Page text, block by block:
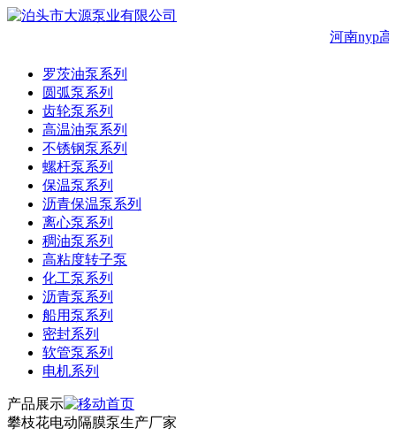
河南nyp高
罗茨油泵系列
圆弧泵系列
齿轮泵系列
高温油泵系列
不锈钢泵系列
螺杆泵系列
保温泵系列
沥青保温泵系列
离心泵系列
稠油泵系列
高粘度转子泵
化工泵系列
沥青泵系列
船用泵系列
密封系列
软管泵系列
电机系列
产品展示
攀枝花电动隔膜泵生产厂家